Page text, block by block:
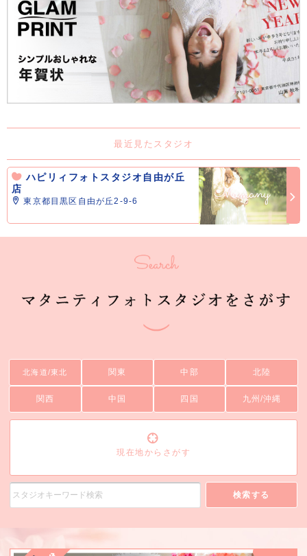
最近見たスタジオ
ハピリィフォトスタジオ自由が丘
店
東京都目黒区自由が丘2-9-6
北海道/東北 関東 中部 北陸
関西 中国 四国 九州/沖縄
現在地からさがす
検索する